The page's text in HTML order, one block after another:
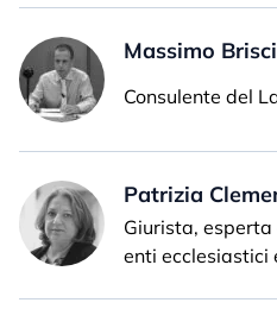
Massimo
Consulente del
Patrizia
Giurista,
enti ecclesiastici